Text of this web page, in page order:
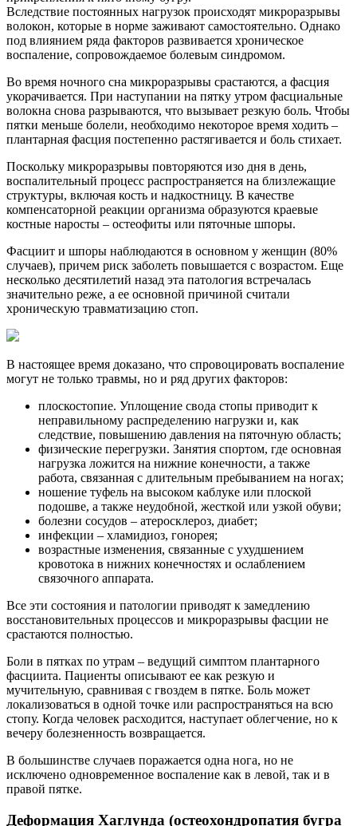
Вследствие постоянных нагрузок происходят микроразрывы
волокон, которые в норме заживают самостоятельно. Однако
под влиянием ряда факторов развивается хроническое
воспаление, сопровождаемое болевым синдромом.
Во время ночного сна микроразрывы срастаются, а фасция
укорачивается. При наступании на пятку утром фасциальные
волокна снова разрываются, что вызывает резкую боль. Чтобы
пятки меньше болели, необходимо некоторое время ходить –
плантарная фасция постепенно растягивается и боль стихает.
Поскольку микроразрывы повторяются изо дня в день,
воспалительный процесс распространяется на близлежащие
структуры, включая кость и надкостницу. В качестве
компенсаторной реакции организма образуются краевые
костные наросты – остеофиты или пяточные шпоры.
Фасциит и шпоры наблюдаются в основном у женщин (80%
случаев), причем риск заболеть повышается с возрастом. Еще
несколько десятилетий назад эта патология встречалась
значительно реже, а ее основной причиной считали
хроническую травматизацию стоп.
В настоящее время доказано, что спровоцировать воспаление
могут не только травмы, но и ряд других факторов:
плоскостопие. Уплощение свода стопы приводит к
неправильному распределению нагрузки и, как
следствие, повышению давления на пяточную область;
физические перегрузки. Занятия спортом, где основная
нагрузка ложится на нижние конечности, а также
работа, связанная с длительным пребыванием на ногах;
ношение туфель на высоком каблуке или плоской
подошве, а также неудобной, жесткой или узкой обуви;
болезни сосудов – атеросклероз, диабет;
инфекции – хламидиоз, гонорея;
возрастные изменения, связанные с ухудшением
кровотока в нижних конечностях и ослаблением
связочного аппарата.
Все эти состояния и патологии приводят к замедлению
восстановительных процессов и микроразрывы фасции не
срастаются полностью.
Боли в пятках по утрам – ведущий симптом плантарного
фасциита. Пациенты описывают ее как резкую и
мучительную, сравнивая с гвоздем в пятке. Боль может
локализоваться в одной точке или распространяться на всю
стопу. Когда человек расходится, наступает облегчение, но к
вечеру болезненность возвращается.
В большинстве случаев поражается одна нога, но не
исключено одновременное воспаление как в левой, так и в
правой пятке.
Деформация Хаглунда (остеохондропатия бугра